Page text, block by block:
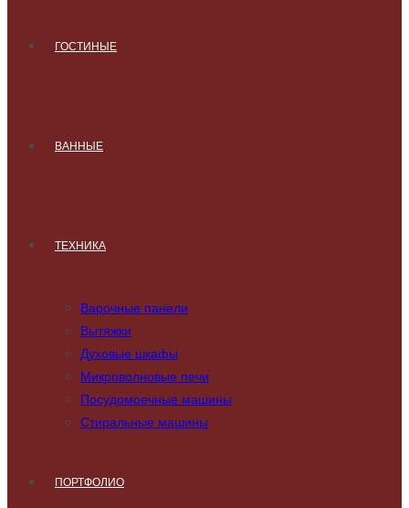
ГОСТИНЫЕ
ВАННЫЕ
ТЕХНИКА
Варочные панели
Вытяжки
Духовые шкафы
Микроволновые печи
Посудомоечные машины
Стиральные машины
ПОРТФОЛИО